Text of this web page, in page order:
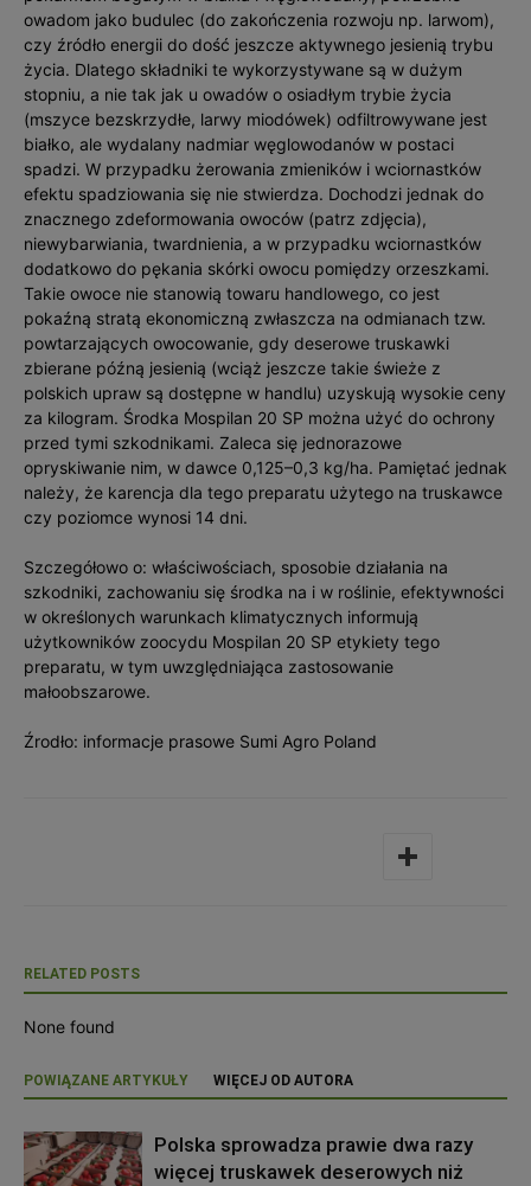
owadom jako budulec (do zakończenia rozwoju np. larwom),
czy źródło energii do dość jeszcze aktywnego jesienią trybu
życia. Dlatego składniki te wykorzystywane są w dużym
stopniu, a nie tak jak u owadów o osiadłym trybie życia
(mszyce bezskrzydłe, larwy miodówek) odfiltrowywane jest
białko, ale wydalany nadmiar węglowodanów w postaci
spadzi. W przypadku żerowania zmieników i wciornastków
efektu spadziowania się nie stwierdza. Dochodzi jednak do
znacznego zdeformowania owoców (patrz zdjęcia),
niewybarwiania, twardnienia, a w przypadku wciornastków
dodatkowo do pękania skórki owocu pomiędzy orzeszkami.
Takie owoce nie stanowią towaru handlowego, co jest
pokaźną stratą ekonomiczną zwłaszcza na odmianach tzw.
powtarzających owocowanie, gdy deserowe truskawki
zbierane późną jesienią (wciąż jeszcze takie świeże z
polskich upraw są dostępne w handlu) uzyskują wysokie ceny
za kilogram. Środka Mospilan 20 SP można użyć do ochrony
przed tymi szkodnikami. Zaleca się jednorazowe
opryskiwanie nim, w dawce 0,125–0,3 kg/ha. Pamiętać jednak
należy, że karencja dla tego preparatu użytego na truskawce
czy poziomce wynosi 14 dni.
Szczegółowo o: właściwościach, sposobie działania na
szkodniki, zachowaniu się środka na i w roślinie, efektywności
w określonych warunkach klimatycznych informują
użytkowników zoocydu Mospilan 20 SP etykiety tego
preparatu, w tym uwzględniająca zastosowanie
małoobszarowe.
Źrodło: informacje prasowe Sumi Agro Poland
RELATED POSTS
None found
POWIĄZANE ARTYKUŁY WIĘCEJ OD AUTORA
Polska sprowadza prawie dwa razy
więcej truskawek deserowych niż